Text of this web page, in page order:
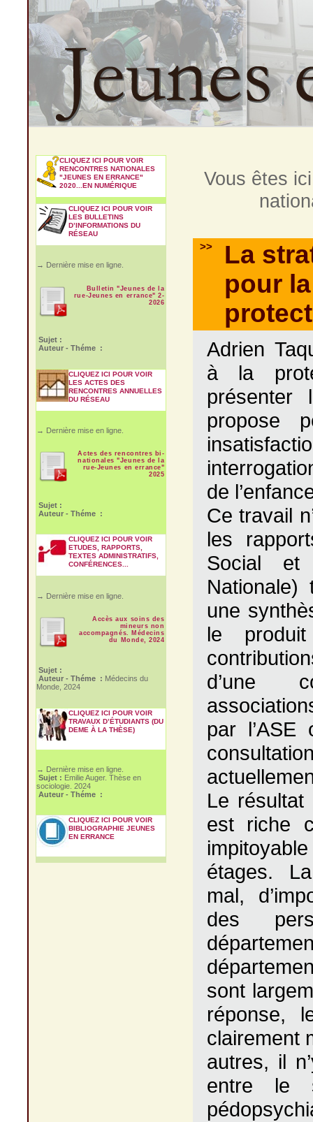
CLIQUEZ ICI POUR VOIR
RENCONTRES NATIONALES
"JEUNES EN ERRANCE"
2020...EN NUMÉRIQUE
CLIQUEZ ICI POUR VOIR
LES BULLETINS
D’INFORMATIONS DU
RÉSEAU
→ Dernière mise en ligne.
Bulletin "Jeunes de la
rue-Jeunes en errance" 2-
2026
Sujet :
Auteur - Théme :
CLIQUEZ ICI POUR VOIR
LES ACTES DES
RENCONTRES ANNUELLES
DU RÉSEAU
→ Dernière mise en ligne.
Actes des rencontres bi-
nationales "Jeunes de la
rue-Jeunes en errance"
2025
Sujet :
Auteur - Théme :
CLIQUEZ ICI POUR VOIR
ETUDES, RAPPORTS,
TEXTES ADMINISTRATIFS,
CONFÉRENCES...
→ Dernière mise en ligne.
Accès aux soins des
mineurs non
accompagnés. Médecins
du Monde, 2024
Sujet :
Auteur - Théme : Médecins du
Monde, 2024
CLIQUEZ ICI POUR VOIR
TRAVAUX D’ÉTUDIANTS (DU
DEME À LA THÈSE)
→ Dernière mise en ligne.
Sujet : Emilie Auger. Thèse en
sociologie. 2024
Auteur - Théme :
CLIQUEZ ICI POUR VOIR
BIBLIOGRAPHIE JEUNES
EN ERRANCE
Vous êtes
>>
La
pour
Adrien
à la
présenter
propose
de
Ce travail
les
Social et
une
le
d’une
par
Le
est riche
étages.
mal,
des
sont
réponse,
clairement
autres, il
entre le